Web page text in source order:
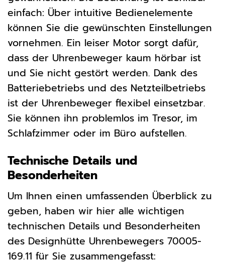
einfach: Über intuitive Bedienelemente
können Sie die gewünschten Einstellungen
vornehmen. Ein leiser Motor sorgt dafür,
dass der Uhrenbeweger kaum hörbar ist
und Sie nicht gestört werden. Dank des
Batteriebetriebs und des Netzteilbetriebs
ist der Uhrenbeweger flexibel einsetzbar.
Sie können ihn problemlos im Tresor, im
Schlafzimmer oder im Büro aufstellen.
Technische Details und
Besonderheiten
Um Ihnen einen umfassenden Überblick zu
geben, haben wir hier alle wichtigen
technischen Details und Besonderheiten
des Designhütte Uhrenbewegers 70005-
169.11 für Sie zusammengefasst: